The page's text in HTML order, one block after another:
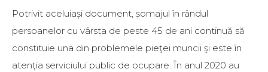
Potrivit aceluiași document, șomajul în rândul
persoanelor cu vârsta de peste 45 de ani continuă să
constituie una din problemele pieţei muncii şi este în
atenţia serviciului public de ocupare. În anul 2020 au